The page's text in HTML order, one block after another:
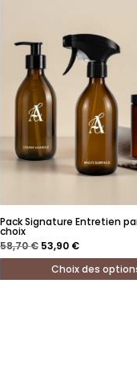
Pack Signature Entretien
choix
58,70€ Le
prix
initial
était :
58,70 €.
53,90 €Le
prix
actuel
est :
53,90 €.
Choix des